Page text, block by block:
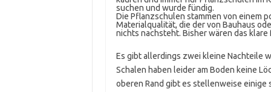
suchen und wurde fündig.
Die Pflanzschulen stammen von einem
Materialqualität, die der von Bauhaus
nichts nachsteht. Bisher wären das klare
Es gibt allerdings zwei kleine Nachteile
Schalen haben leider am Boden keine
oberen Rand gibt es stellenweise einige